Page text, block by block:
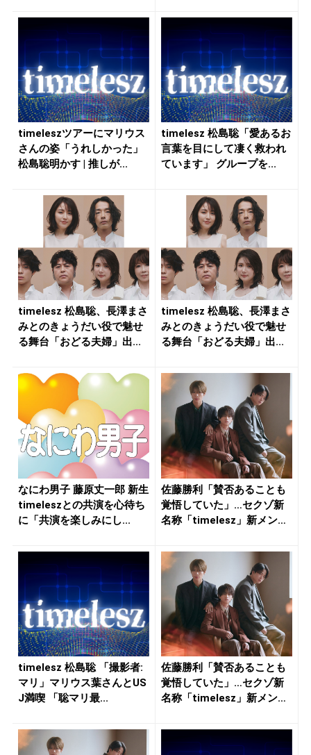
timeleszツアーにマリウス
さんの姿「うれしかった」
松島聡明かす | 推しが...
timelesz 松島聡「愛あるお
言葉を目にして凄く救われ
ています」 グループを...
timelesz 松島聡、長澤まさ
みとのきょうだい役で魅せ
る舞台「おどる夫婦」出...
timelesz 松島聡、長澤まさ
みとのきょうだい役で魅せ
る舞台「おどる夫婦」出...
なにわ男子 藤原丈一郎 新生
timeleszとの共演を心待ち
に「共演を楽しみにし...
佐藤勝利「賛否あることも
覚悟していた」…セクゾ新
名称「timelesz」新メン
timelesz 松島聡 「撮影者:
マリ」マリウス葉さんとUS
J満喫 「聡マリ最...
佐藤勝利「賛否あることも
覚悟していた」…セクゾ新
名称「timelesz」新メン